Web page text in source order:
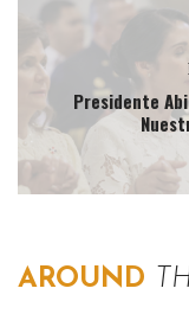
Presidente
AROUND